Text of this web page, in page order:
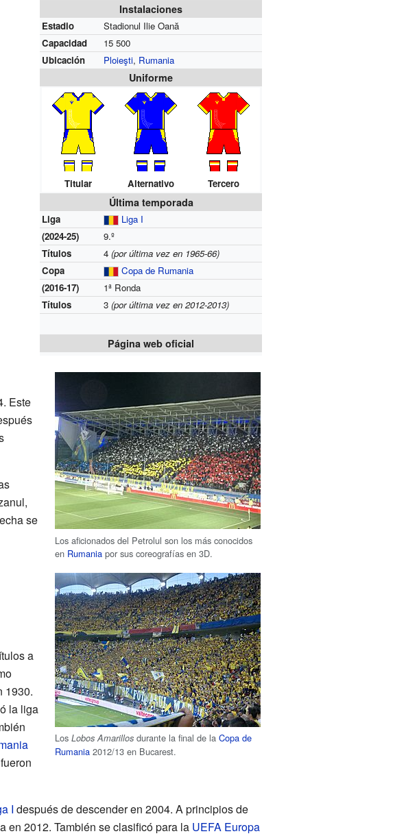
Instalaciones
Estadio
Stadionul Ilie Oană
Capacidad
15 500
Ubicación
Ploieşti, Rumania
Uniforme
Titular Alternativo Tercero
Última temporada
Liga
Liga I
(2024-25)
9.º
Títulos
4(por última vez en 1965-66)
Copa
Copa de Rumania
(2016-17)
1ª Ronda
Títulos
3(por última vez en 2012-2013)
Página web oficial
Los aficionados del Petrolul son los más conocidos
en Rumania por sus coreografías en 3D.
LosLobos Amarillos durante la final de laCopa de
Rumania 2012/13 en Bucarest.
Este
se
a
1930.
la liga
I después de descender en 2004. A principios de
en 2012. También se clasificó para la UEFA Europa